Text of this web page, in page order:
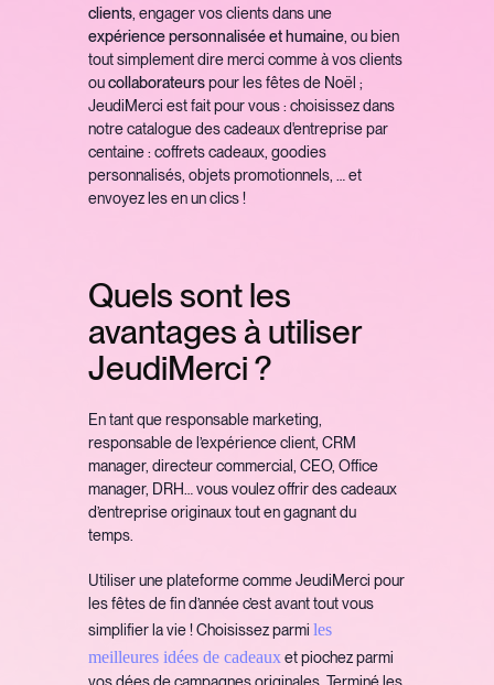
clients , engager vos clients dans une
expérience personnalisée et humaine , ou bien
tout simplement dire merci comme à vos clients
oucollaborateurspour les fêtes de Noël ;
JeudiMerci est fait pour vous : choisissez dans
notre catalogue des cadeaux d'entreprise par
centaine : coffrets cadeaux, goodies
personnalisés, objets promotionnels, … et
envoyez les en un clics !
Quels sont les
avantages à utiliser
JeudiMerci ?
En tant que responsable marketing,
responsable de l’expérience client, CRM
manager, directeur commercial, CEO, Office
manager, DRH… vous voulez offrir des cadeaux
d’entreprise originaux tout en gagnant du
temps.
Utiliser une plateforme comme JeudiMerci pour
les fêtes de fin d’année c’est avant tout vous
simplifier la vie ! Choisissez parmi les
meilleures idées de cadeauxet piochez parmi
vos dées de campagnes originales. Terminé les